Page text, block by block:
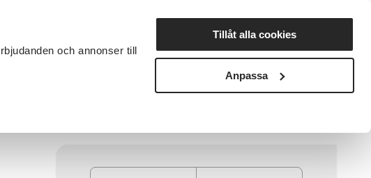
och annonser till
Tillåt alla cookies
Anpassa
Nyheter Avdelningar